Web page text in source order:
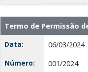
Termo de Permissão
Data:
06/03/2024
Número:
001/2024